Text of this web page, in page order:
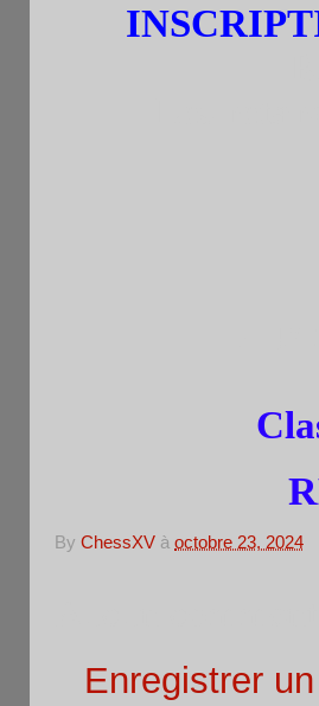
By ChessXV à octobre 23, 2024
Enregistrer